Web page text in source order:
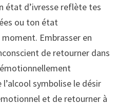
état d’ivresse reflète tes
ou ton état
Embrasser en
de retourner dans
symbolise le désir
et de retourner à